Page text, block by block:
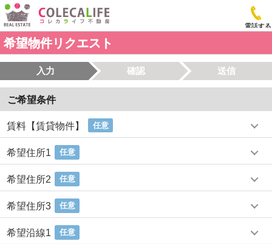
電話する
希望物件リクエスト
入力 確認 送信
ご希望条件
賃料【賃貸物件】 任意
希望住所1 任意
希望住所2 任意
希望住所3 任意
希望沿線1 任意